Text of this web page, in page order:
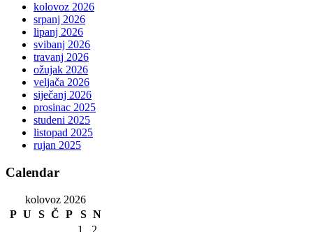
kolovoz 2026
srpanj 2026
lipanj 2026
svibanj 2026
travanj 2026
ožujak 2026
veljača 2026
siječanj 2026
prosinac 2025
studeni 2025
listopad 2025
rujan 2025
Calendar
kolovoz 2026
P U S Č P S N
1
2